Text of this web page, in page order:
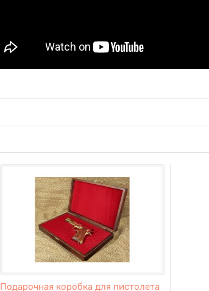
Подарочная коробка для пистолета